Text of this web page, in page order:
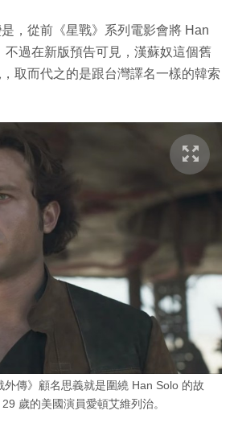
，從前《星戰》系列電影會將 Han
不過在新版預告可見，漢蘇奴這個舊
取而代之的是跟台灣譯名一樣的韓索
外傳》顧名思義就是圍繞 Han Solo 的故
歲的美國演員愛頓艾維列治。